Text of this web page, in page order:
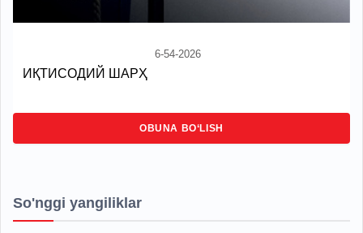
6-54-2026
ИҚТИСОДИЙ ШАРҲ
OBUNA BO‘LISH
So'nggi yangiliklar